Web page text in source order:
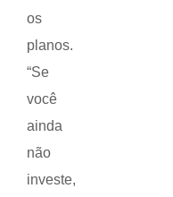
os
planos.
“Se
você
ainda
não
investe,